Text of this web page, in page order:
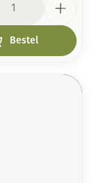
Bestel